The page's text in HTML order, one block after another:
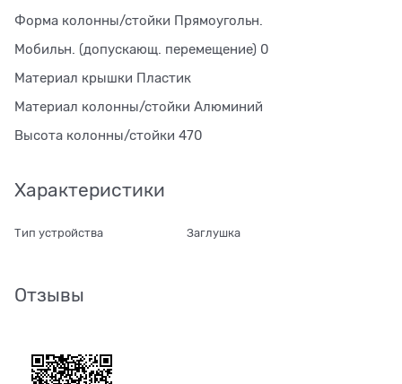
Форма колонны/стойки Прямоугольн.
Мобильн. (допускающ. перемещение) 0
Материал крышки Пластик
Материал колонны/стойки Алюминий
Высота колонны/стойки 470
Характеристики
Тип устройства Заглушка
Отзывы